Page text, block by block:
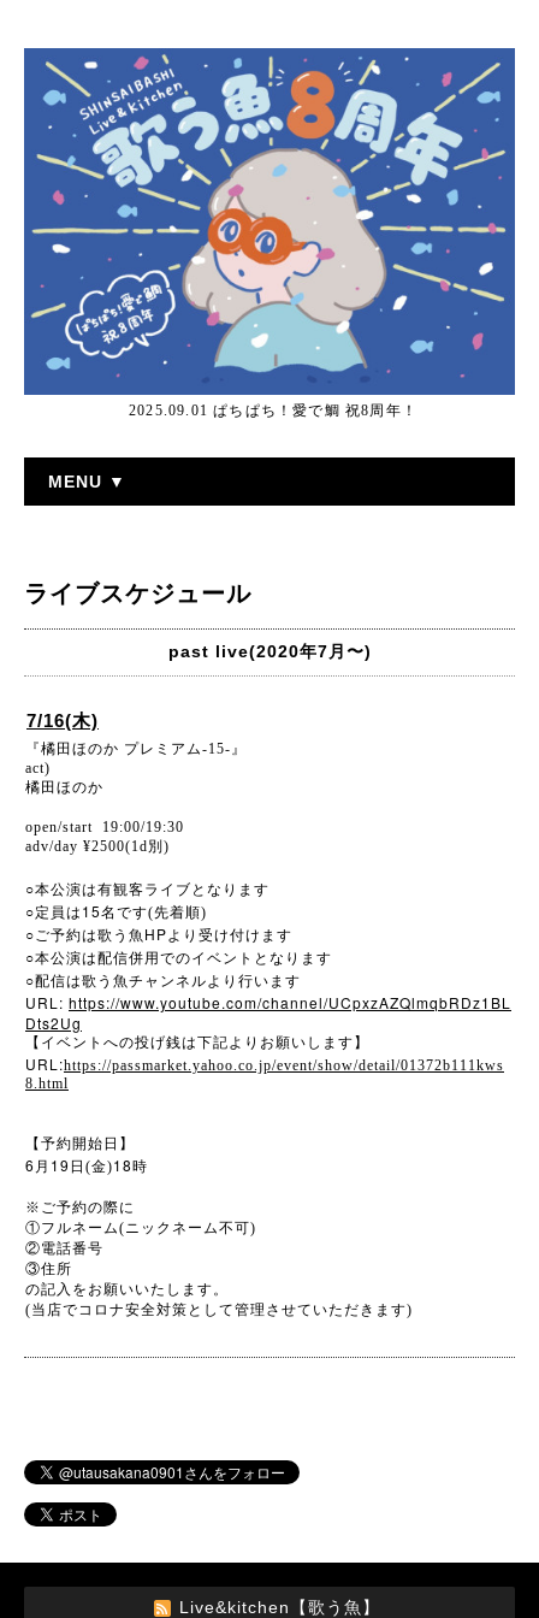
2025.09.01 ぱちぱち！愛で鯛 祝8周年！
MENU ▼
ライブスケジュール
past live(2020年7月〜)
7/16(木)
『橘田ほのか プレミアム-15-』
act)
橘田ほのか
open/start 19:00/19:30
adv/day ¥2500(1d別)
○本公演は有観客ライブとなります
○定員は 15名です(先着順)
○ご予約は歌う魚 HPより受け付けます
○本公演は配信併用でのイベントとなります
○配信は歌う魚チャンネルより行います
URL: https://www.youtube.com/channel/UCpxzAZQlmqbRDz1BL
Dts2Ug
【イベントへの投げ銭は下記よりお願いします】
URL:https://passmarket.yahoo.co.jp/event/show/detail/01372b111kws
8.html
【予約開始日】
6 月 19 日(金)18時
※ ご予約の際に
①フルネーム(ニックネーム不可)
②電話番号
③住所
の記入をお願いいたします。
(当店でコロナ安全対策として管理させていただきます)
Live&kitchen【歌う魚】